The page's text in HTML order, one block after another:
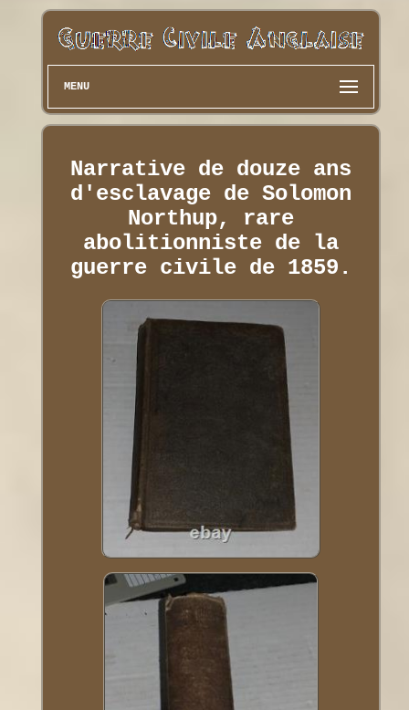
MENU
Narrative de douze ans
d'esclavage de Solomon
Northup, rare
abolitionniste de la
guerre civile de 1859.